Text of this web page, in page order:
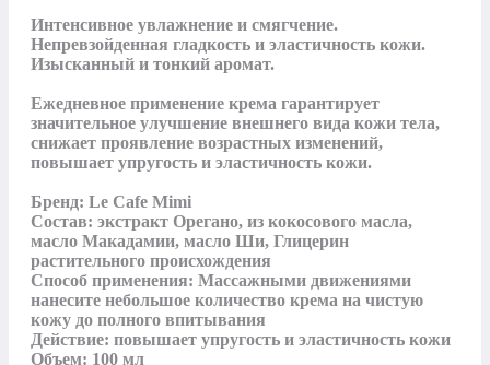
Интенсивное увлажнение и смягчение.
Непревзойденная гладкость и эластичность кожи.
Изысканный и тонкий аромат.
Ежедневное применение крема гарантирует
значительное улучшение внешнего вида кожи тела,
снижает проявление возрастных изменений,
повышает упругость и эластичность кожи.
Бренд: Le Cafe Mimi
Состав: экстракт Орегано, из кокосового масла,
масло Макадамии, масло Ши, Глицерин
растительного происхождения
Способ применения: Массажными движениями
нанесите небольшое количество крема на чистую
кожу до полного впитывания
Действие: повышает упругость и эластичность кожи
Объем: 100 мл